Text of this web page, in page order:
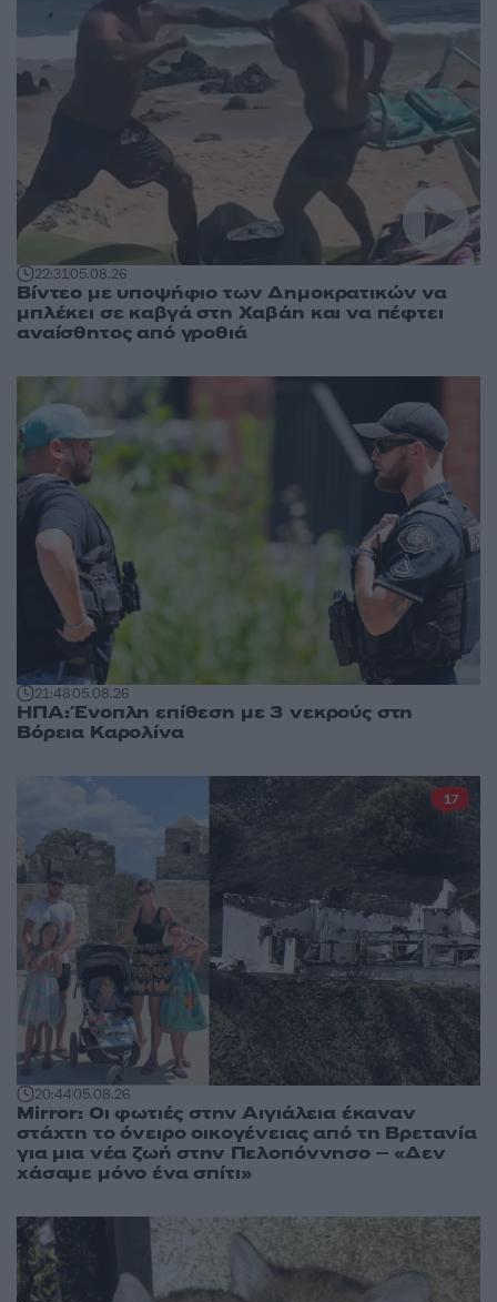
22:3105.08.26
Βίντεο με υποψήφιο των Δημοκρατικών να
μπλέκει σε καβγά στη Χαβάη και να πέφτει
αναίσθητος από γροθιά
21:4805.08.26
ΗΠΑ: Ένοπλη επίθεση με 3 νεκρούς στη
Βόρεια Καρολίνα
20:4405.08.26
Mirror: Οι φωτιές στην Αιγιάλεια έκαναν
στάχτη το όνειρο οικογένειας από τη Βρετανία
για μια νέα ζωή στην Πελοπόννησο – «Δεν
χάσαμε μόνο ένα σπίτι»
17